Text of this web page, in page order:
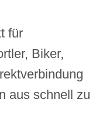
für
Biker,
aus schnell zu